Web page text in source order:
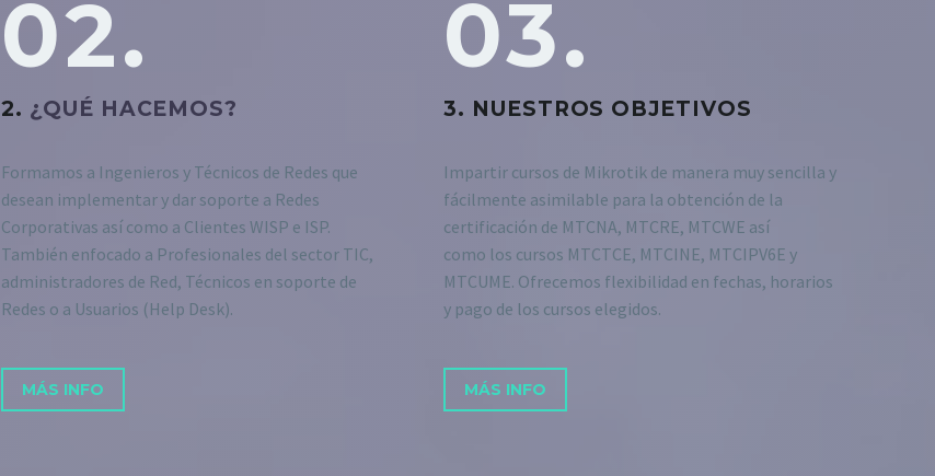
02.
2. ¿QUÉ HACEMOS?
Formamos a Ingenieros y Técnicos de Redes que
desean implementar y dar soporte a Redes
Corporativas así como a Clientes WISP e ISP.
También enfocado a Profesionales del sector TIC,
administradores de Red, Técnicos en soporte de
Redes o a Usuarios (Help Desk).
MÁS INFO
03.
3. NUESTROS OBJETIVOS
Impartir cursos de Mikrotik de manera muy sencilla y
fácilmente asimilable para la obtención de la
certificación de MTCNA, MTCRE, MTCWE así
como los cursos MTCTCE, MTCINE, MTCIPV6E y
MTCUME. Ofrecemos flexibilidad en fechas, horarios
y pago de los cursos elegidos.
MÁS INFO